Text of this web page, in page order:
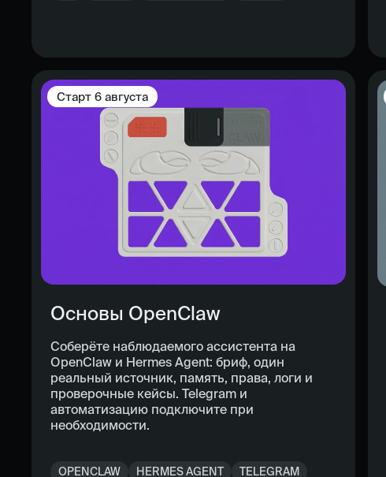
Старт 6 августа
Основы OpenClaw
Соберёте наблюдаемого ассистента на
OpenClaw и Hermes Agent: бриф, один
реальный источник, память, права, логи и
проверочные кейсы. Telegram и
автоматизацию подключите при
необходимости.
OPENCLAW HERMES AGENT
TELEGRAM